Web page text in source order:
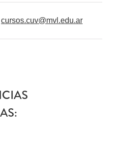
cursos.cuv@mvl.edu.ar